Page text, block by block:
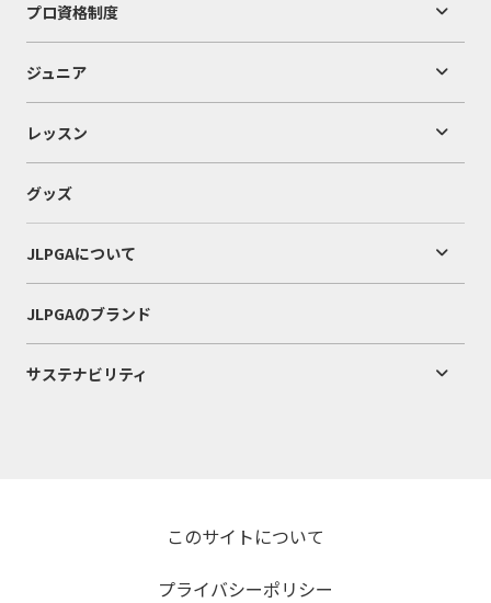
プロ資格制度
ジュニア
レッスン
グッズ
JLPGAについて
JLPGAのブランド
サステナビリティ
このサイトについて
プライバシーポリシー